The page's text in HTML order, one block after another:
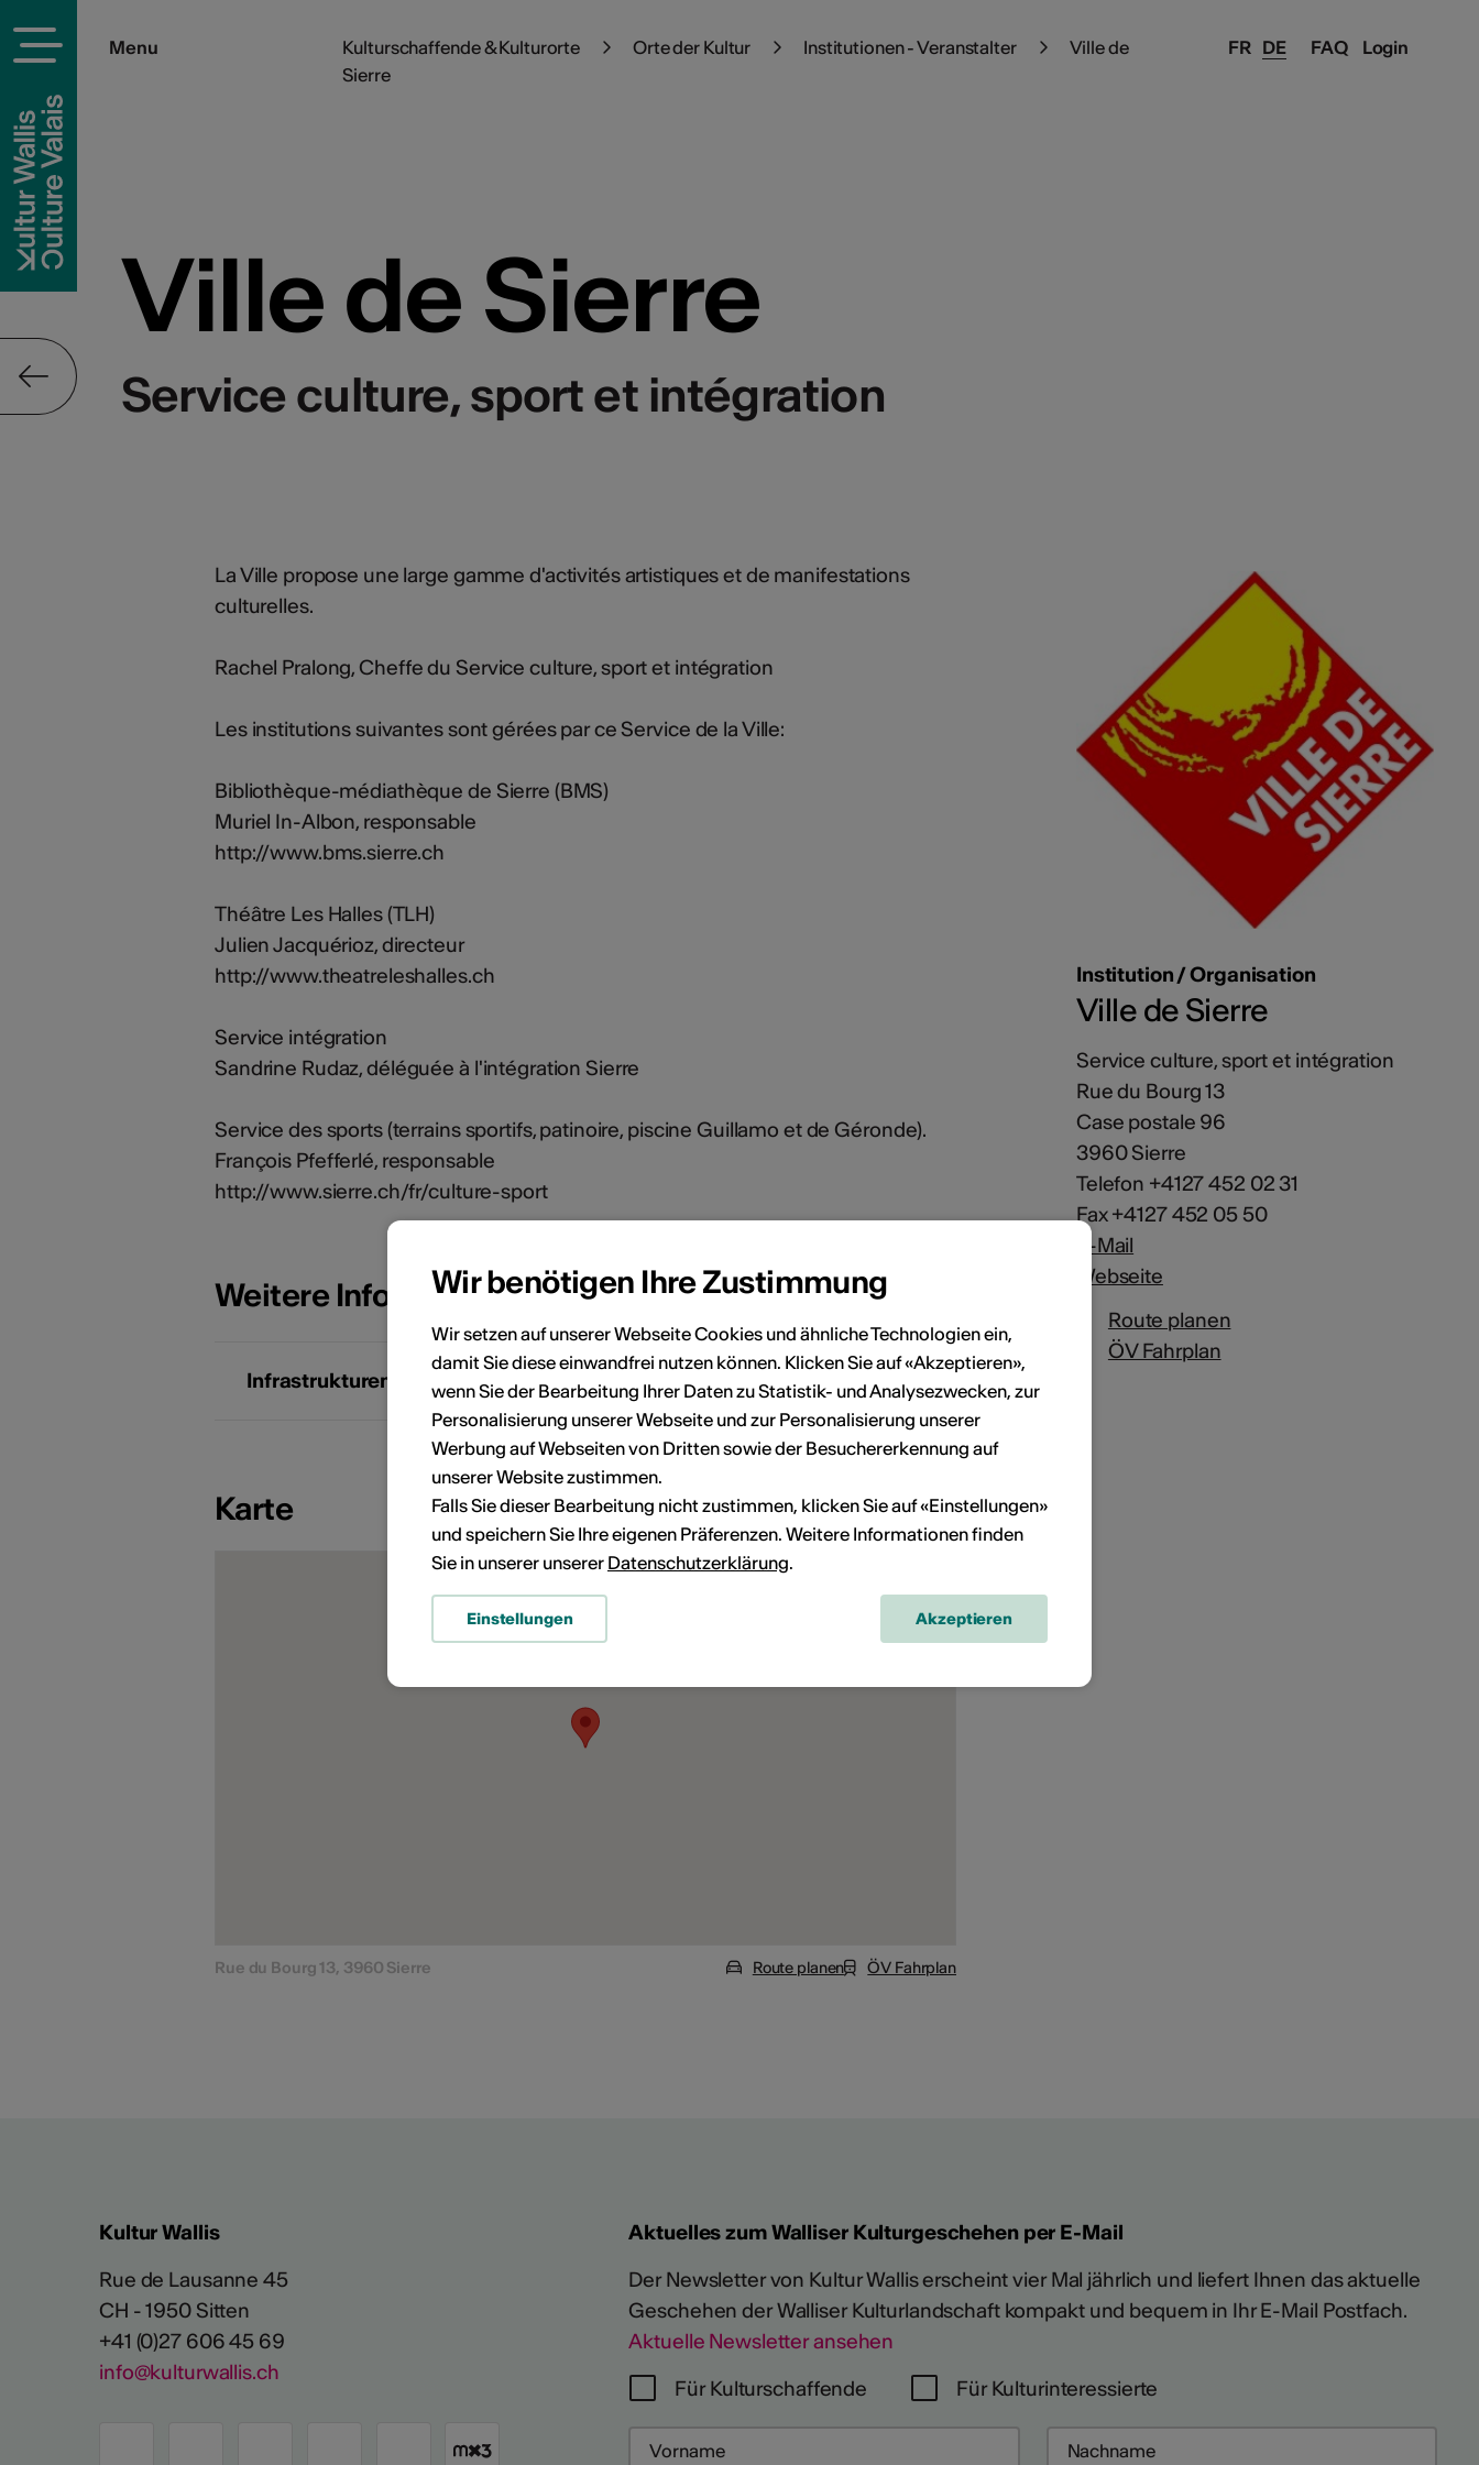
FAQ Login
Menu FR DE
Kulturschaffende & Kulturorte Orte der Kultur Institutionen - Veranstalter
Ville de
Sierre
Ville de Sierre
Service culture, sport et intégration
La Ville propose une large gamme d'activités artistiques et de manifestations
culturelles.
Rachel Pralong, Cheffe du Service culture, sport et intégration
Les institutions suivantes sont gérées par ce Service de la Ville:
Bibliothèque-médiathèque de Sierre (BMS)
Muriel In-Albon, responsable
http://www.bms.sierre.ch
Théâtre Les Halles (TLH)
Julien Jacquérioz, directeur
http://www.theatreleshalles.ch
Service intégration
Sandrine Rudaz, déléguée à l'intégration Sierre
Service des sports (terrains sportifs, patinoire, piscine Guillamo et de Géronde).
François Pfefferlé, responsable
http://www.sierre.ch/fr/culture-sport
Weitere Informationen
Infrastrukturen Caves de Courten
Karte
Rue du Bourg 13, 3960 Sierre Route planen ÖV Fahrplan
Institution / Organisation
Ville de Sierre
Service culture, sport et intégration
Rue du Bourg 13
Case postale 96
3960 Sierre
Telefon +4127 452 02 31
Fax +4127 452 05 50
E-Mail
Webseite
Route planen
ÖV Fahrplan
Kultur Wallis
Rue de Lausanne 45
CH - 1950 Sitten
+41 (0)27 606 45 69
info@kulturwallis.ch
Aktuelles zum Walliser Kulturgeschehen per E-Mail
Der Newsletter von Kultur Wallis erscheint vier Mal jährlich und liefert Ihnen das aktuelle
Geschehen der Walliser Kulturlandschaft kompakt und bequem in Ihr E-Mail Postfach.
Aktuelle Newsletter ansehen
Für Kulturschaffende
Für Kulturinteressierte
Wir benötigen Ihre Zustimmung
Wir setzen auf unserer Webseite Cookies und ähnliche Technologien ein,
damit Sie diese einwandfrei nutzen können. Klicken Sie auf «Akzeptieren»,
wenn Sie der Bearbeitung Ihrer Daten zu Statistik- und Analysezwecken, zur
Personalisierung unserer Webseite und zur Personalisierung unserer
Werbung auf Webseiten von Dritten sowie der Besuchererkennung auf
unserer Website zustimmen.
Falls Sie dieser Bearbeitung nicht zustimmen, klicken Sie auf «Einstellungen»
und speichern Sie Ihre eigenen Präferenzen. Weitere Informationen finden
Sie in unserer unserer Datenschutzerklärung.
Einstellungen Akzeptieren